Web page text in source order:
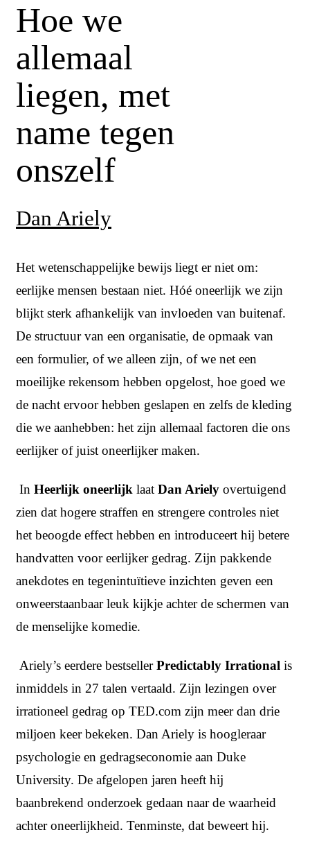
Hoe we
allemaal
liegen, met
name tegen
onszelf
Dan Ariely
Het wetenschappelijke bewijs liegt er niet om:
eerlijke mensen bestaan niet. Hóé oneerlijk we zijn
blijkt sterk afhankelijk van invloeden van buitenaf.
De structuur van een organisatie, de opmaak van
een formulier, of we alleen zijn, of we net een
moeilijke rekensom hebben opgelost, hoe goed we
de nacht ervoor hebben geslapen en zelfs de kleding
die we aanhebben: het zijn allemaal factoren die ons
eerlijker of juist oneerlijker maken.
In Heerlijk oneerlijk laat Dan Ariely overtuigend
zien dat hogere straffen en strengere controles niet
het beoogde effect hebben en introduceert hij betere
handvatten voor eerlijker gedrag. Zijn pakkende
anekdotes en tegenintuïtieve inzichten geven een
onweerstaanbaar leuk kijkje achter de schermen van
de menselijke komedie.
Ariely’s eerdere bestsellerPredictably Irrational is
inmiddels in 27 talen vertaald. Zijn lezingen over
irrationeel gedrag op TED.com zijn meer dan drie
miljoen keer bekeken. Dan Ariely is hoogleraar
psychologie en gedragseconomie aan Duke
University. De afgelopen jaren heeft hij
baanbrekend onderzoek gedaan naar de waarheid
achter oneerlijkheid. Tenminste, dat beweert hij.